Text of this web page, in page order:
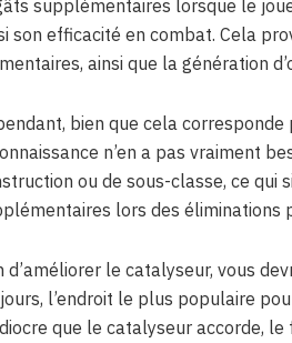
supplémentaires lorsque le
son efficacité en combat. Cela
ainsi que la génération
bien que cela
n’en a pas vraiment
ou de sous-classe, ce qui
lors des éliminations
d’améliorer le catalyseur, vous
l’endroit le plus populaire
que le catalyseur accorde,